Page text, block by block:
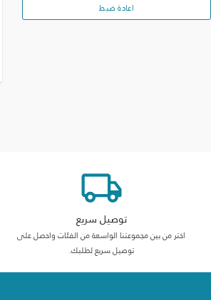
اعادة ضبط
توصيل سريع
اختر من بين مجموعتنا الواسعة من الفئات واحصل على
توصيل سريع لطلبك.